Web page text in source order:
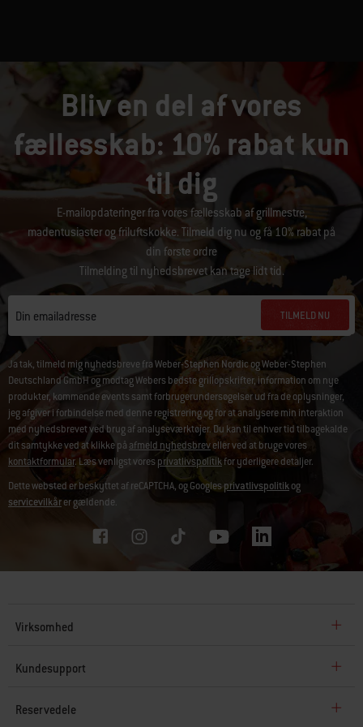
Bliv en del af vores
fællesskab: 10% rabat kun
til dig
E-mailopdateringer fra vores fællesskab af grillmestre,
madentusiaster og friluftskokke. Tilmeld dig nu og få 10% rabat på
din første ordre
Tilmelding til nyhedsbrevet kan tage lidt tid.
Din emailadresse TILMELD NU
Ja tak, tilmeld mig nyhedsbreve fra Weber-Stephen Nordic og Weber-Stephen
Deutschland GmbH og modtag Webers bedste grillopskrifter, information om nye
produkter, kommende events samt forbrugerundersøgelser ud fra de oplysninger,
jeg afgiver i forbindelse med denne registrering og for at analysere min interaktion
med nyhedsbrevet ved brug af analyseværktøjer. Du kan til enhver tid tilbagekalde
dit samtykke ved at klikke på afmeld nyhedsbreveller ved at bruge vores
kontaktformular. Læs venligst voresprivatlivspolitikfor yderligere detaljer.
Dette websted er beskyttet af reCAPTCHA, og Googlesprivatlivspolitikog
servicevilkårer gældende.
Virksomhed
Kundesupport
Reservedele